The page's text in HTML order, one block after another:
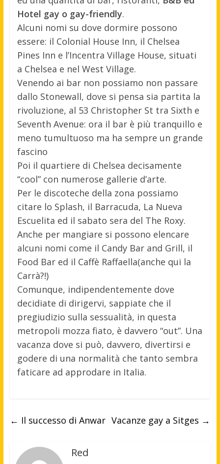
Hotel gay o gay-friendly.
Alcuni nomi su dove dormire possono
essere: il Colonial House Inn, il Chelsea
Pines Inn e l’Incentra Village House, situati
a Chelsea e nel West Village.
Venendo ai bar non possiamo non passare
dallo Stonewall, dove si pensa sia partita la
rivoluzione, al 53 Christopher St tra Sixth e
Seventh Avenue: ora il bar è più tranquillo e
meno tumultuoso ma ha sempre un grande
fascino
Poi il quartiere di Chelsea decisamente
“cool” con numerose gallerie d’arte.
Per le discoteche della zona possiamo
citare lo Splash, il Barracuda, La Nueva
Escuelita ed il sabato sera del The Roxy.
Anche per mangiare si possono elencare
alcuni nomi come il Candy Bar and Grill, il
Food Bar ed il Caffè Raffaella(anche qui la
Carrà?!)
Comunque, indipendentemente dove
decidiate di dirigervi, sappiate che il
pregiudizio sulla sessualità, in questa
metropoli mozza fiato, è davvero “out”. Una
vacanza dove si può, davvero, divertirsi e
godere di una normalità che tanto sembra
faticare ad approdare in Italia.
← Il successo di Anwar Vacanze gay a Sitges →
Red